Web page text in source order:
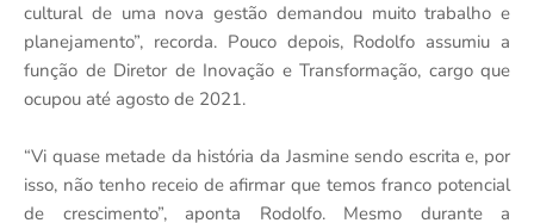
cultural de uma nova gestão demandou muito trabalho e
planejamento”, recorda. Pouco depois, Rodolfo assumiu a
função de Diretor de Inovação e Transformação, cargo que
ocupou até agosto de 2021.
“Vi quase metade da história da Jasmine sendo escrita e, por
isso, não tenho receio de afirmar que temos franco potencial
de crescimento”, aponta Rodolfo. Mesmo durante a